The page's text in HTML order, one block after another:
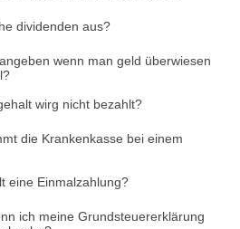
dividenden aus?
wenn man geld überwiesen
wirg nicht bezahlt?
die Krankenkasse bei einem
eine Einmalzahlung?
ich meine Grundsteuererklärung